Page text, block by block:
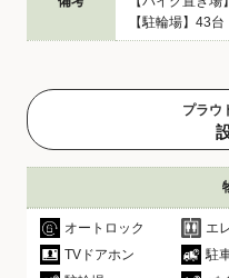
【駐輪場】43
プラウ
オートロック エ
TVドアホン
駐